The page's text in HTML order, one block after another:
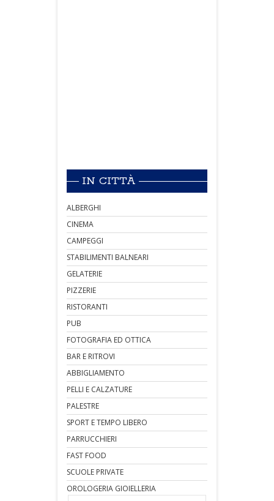
IN CITTÀ
ALBERGHI
CINEMA
CAMPEGGI
STABILIMENTI BALNEARI
GELATERIE
PIZZERIE
RISTORANTI
PUB
FOTOGRAFIA ED OTTICA
BAR E RITROVI
ABBIGLIAMENTO
PELLI E CALZATURE
PALESTRE
SPORT E TEMPO LIBERO
PARRUCCHIERI
FAST FOOD
SCUOLE PRIVATE
OROLOGERIA GIOIELLERIA